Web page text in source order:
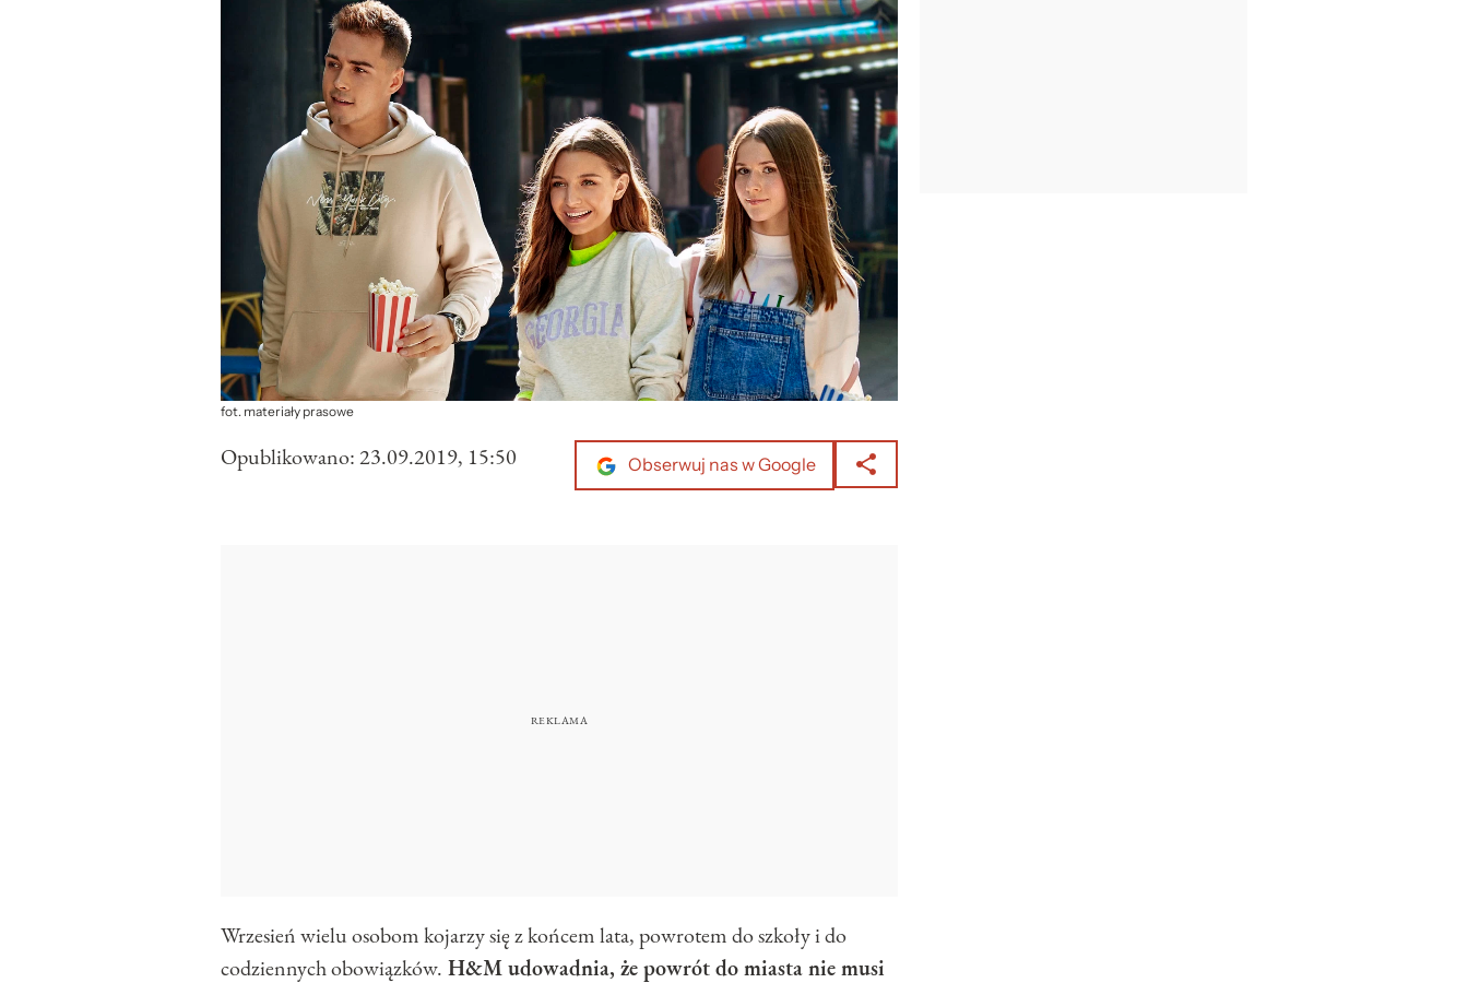
fot. materiały prasowe
Opublikowano:23.09.2019, 15:50 Obserwuj nas w Google
Wrzesień wielu osobom kojarzy się z końcem lata, powrotem do szkoły i do
codziennych obowiązków. H&M udowadnia, że powrót do miasta nie musi